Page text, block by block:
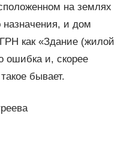
на землях
назначения, и дом
как «Здание (жилой
ошибка и, скорее
бывает.